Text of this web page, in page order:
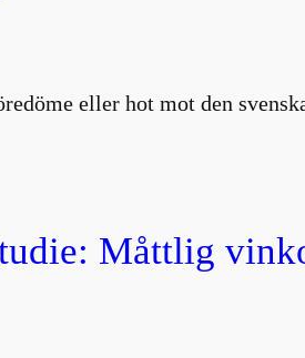
eller hot mot den
Måttlig